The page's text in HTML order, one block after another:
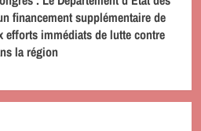
financement supplémentaire de
immédiats de lutte contre
la région